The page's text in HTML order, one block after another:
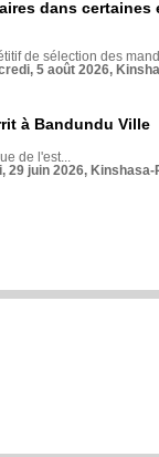
dans
de sélection des
5 août 2026,
à Bandundu Ville
de l'est...
29 juin 2026,